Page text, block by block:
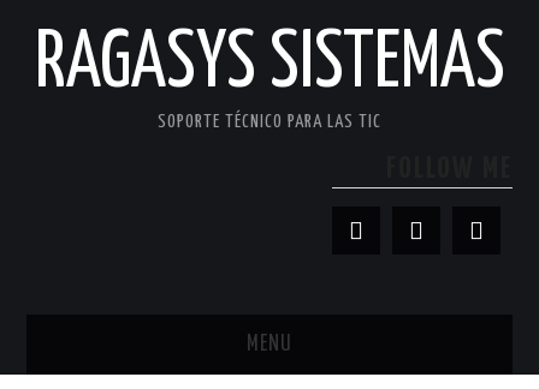
RAGASYS SISTEMAS
SOPORTE TÉCNICO PARA LAS TIC
MENU